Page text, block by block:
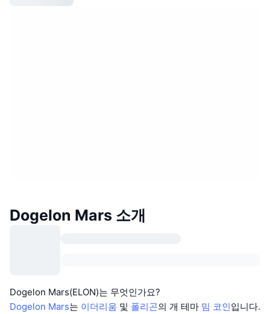
Dogelon Mars 소개
Dogelon Mars(ELON)는 무엇인가요?
Dogelon Mars는 이더리움 및 폴리곤의 개 테마 밈 코인입니다.